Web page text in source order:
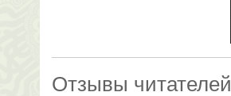
Отзывы читателей